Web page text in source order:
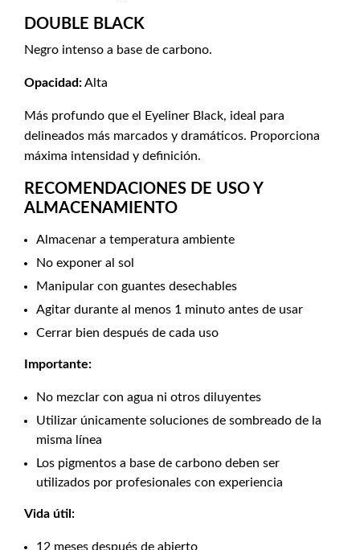
DOUBLE BLACK
Negro intenso a base de carbono.
Opacidad:Alta
Más profundo que el Eyeliner Black, ideal para
delineados más marcados y dramáticos. Proporciona
máxima intensidad y definición.
RECOMENDACIONES DE USO Y
ALMACENAMIENTO
Almacenar a temperatura ambiente
No exponer al sol
Manipular con guantes desechables
Agitar durante al menos 1 minuto antes de usar
Cerrar bien después de cada uso
Importante:
No mezclar con agua ni otros diluyentes
Utilizar únicamente soluciones de sombreado de la
misma línea
Los pigmentos a base de carbono deben ser
utilizados por profesionales con experiencia
Vida útil:
12 meses después de abierto